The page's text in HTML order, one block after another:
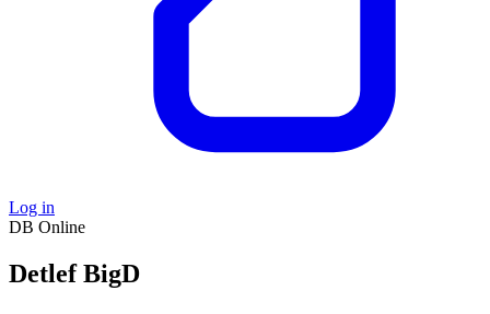
Log in
DB Online
Detlef BigD